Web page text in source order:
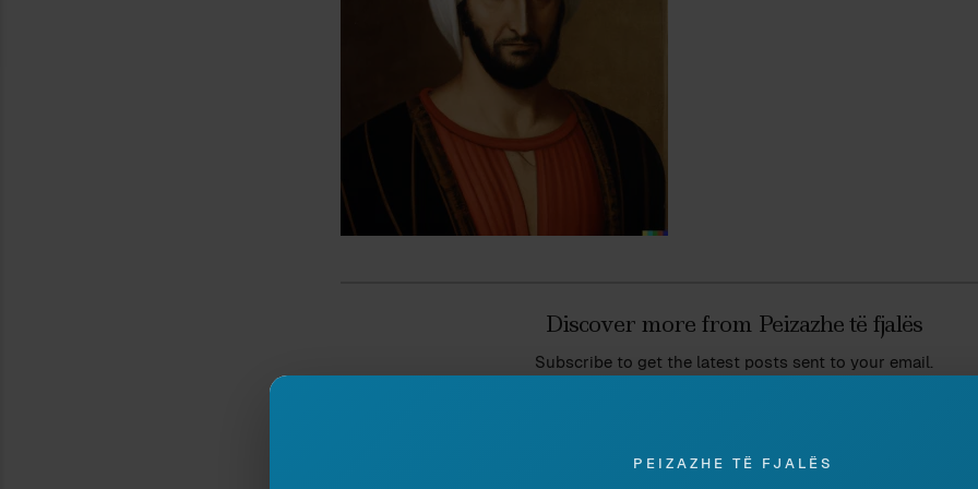
Discover more from Peizazhe të fjalës
Subscribe to get the latest posts sent to your email.
Type your email…
PEIZAZHE TË FJALËS